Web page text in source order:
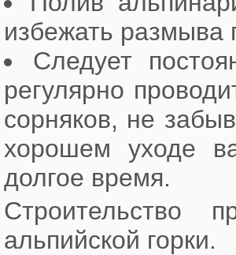
избежать размыва
Следует
регулярно
сорняков, не
хорошем уходе
долгое время.
Строительство
альпийской горки.